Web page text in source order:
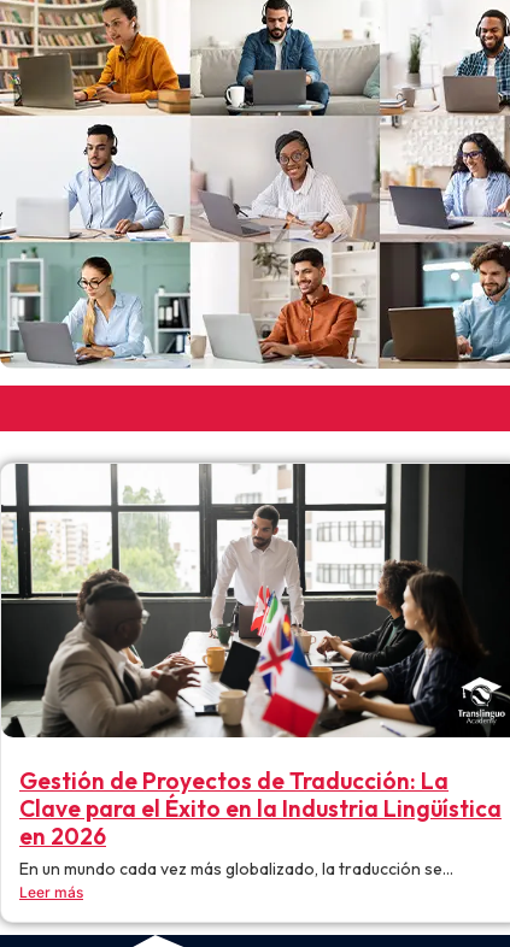
Gestión de Proyectos de Traducción: La
Clave para el Éxito en la Industria Lingüística
en 2026
En un mundo cada vez más globalizado, la traducción se...
Leer más